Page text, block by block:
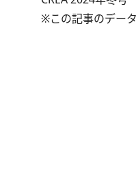
※この記事のデー